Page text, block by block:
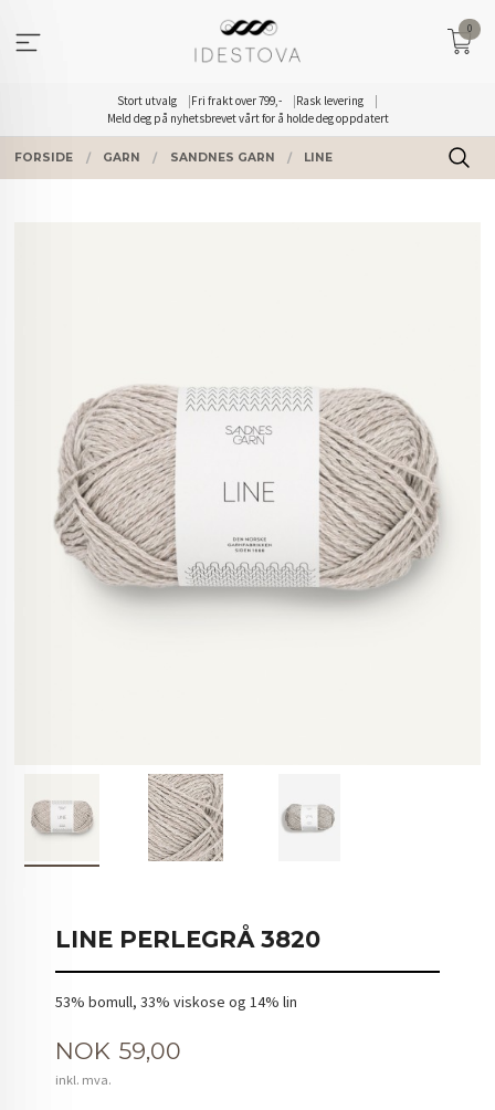
innholdet
Stort utvalg Fri frakt over 799,-
Rask levering
Meld deg på nyhetsbrevet vårt for å holde deg oppdatert
0
FORSIDE GARN SANDNES GARN LINE
LINE PERLEGRÅ 3820
53% bomull, 33% viskose og 14% lin
Pris
NOK 59,00
inkl. mva.